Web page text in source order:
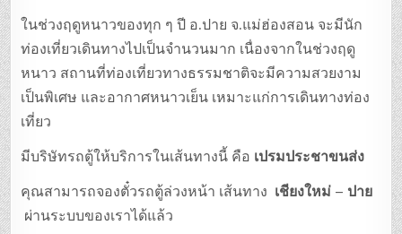
ในช่วงฤดูหนาวของทุก ๆ ปี อ.ปาย จ.แม่ฮ่องสอน จะมีนัก
ท่องเที่ยวเดินทางไปเป็นจำนวนมาก เนื่องจากในช่วงฤดู
หนาว สถานที่ท่องเที่ยวทางธรรมชาติจะมีความสวยงาม
เป็นพิเศษ และอากาศหนาวเย็น เหมาะแก่การเดินทางท่อง
เที่ยว
มีบริษัทรถตู้ให้บริการในเส้นทางนี้ คือ เปรมประชาขนส่ง
คุณสามารถจองตั๋วรถตู้ล่วงหน้า เส้นทาง เชียงใหม่ – ปาย
ผ่านระบบของเราได้แล้ว